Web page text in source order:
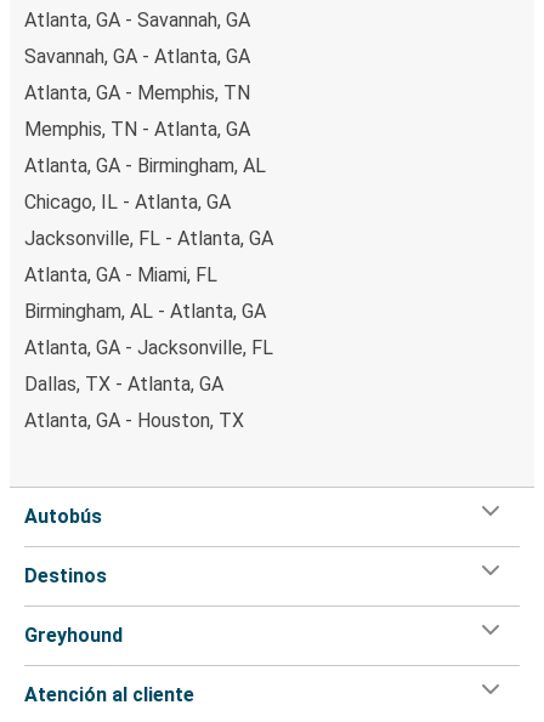
Atlanta, GA - Savannah, GA
Savannah, GA - Atlanta, GA
Atlanta, GA - Memphis, TN
Memphis, TN - Atlanta, GA
Atlanta, GA - Birmingham, AL
Chicago, IL - Atlanta, GA
Jacksonville, FL - Atlanta, GA
Atlanta, GA - Miami, FL
Birmingham, AL - Atlanta, GA
Atlanta, GA - Jacksonville, FL
Dallas, TX - Atlanta, GA
Atlanta, GA - Houston, TX
Autobús
Destinos
Greyhound
Atención al cliente